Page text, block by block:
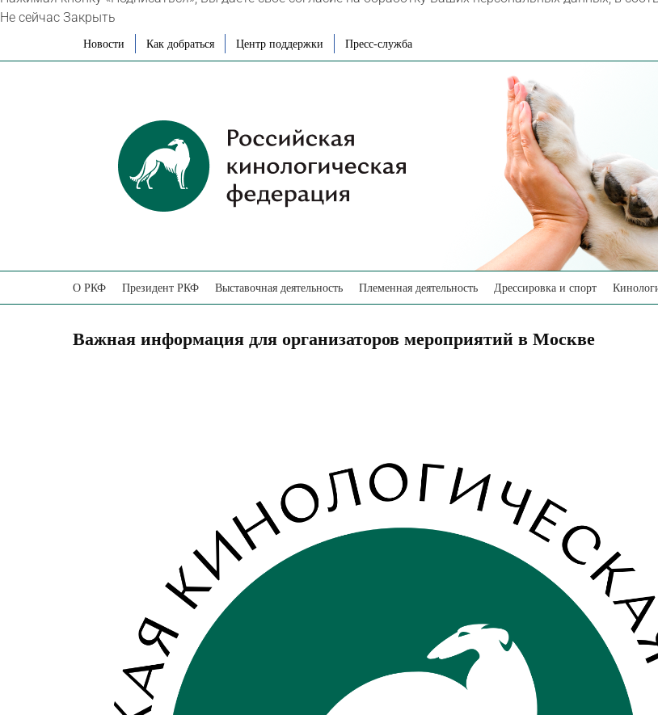
Не сейчас Закрыть
Новости Как добраться Центр поддержки Пресс-служба
О РКФ Президент РКФ Выставочная деятельность Племенная деятельность Дрессировка и спорт
Важная информация для организаторов мероприятий в Москве